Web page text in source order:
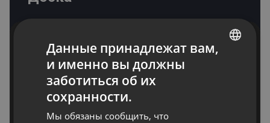
Данные принадлежат вам,
и именно вы должны
заботиться об их
сохранности.
Мы обязаны сообщить, что